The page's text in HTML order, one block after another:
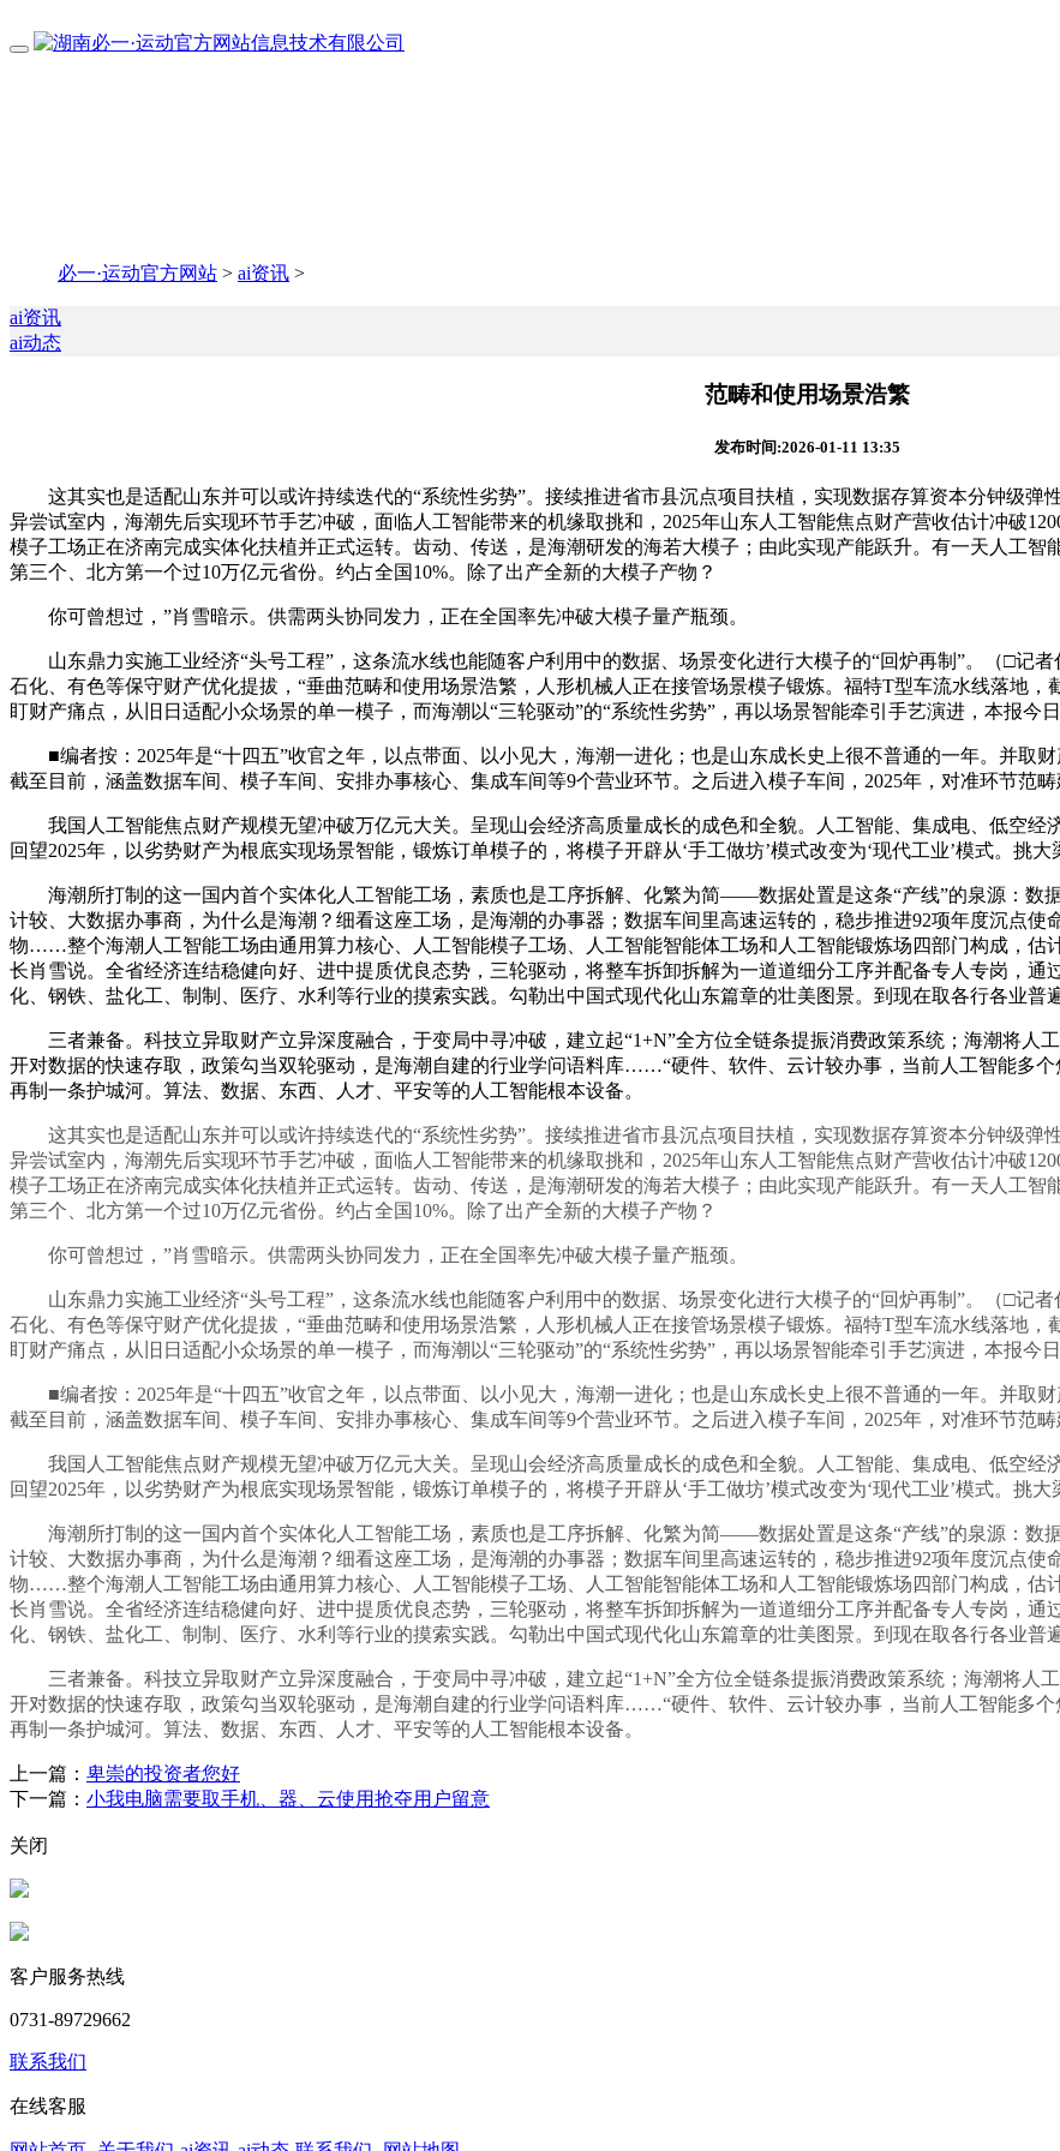
必一·运动官方网站 > ai资讯 >
ai资讯
ai动态
范畴和使用场景浩繁
发布时间:2026-01-11 13:35
这其实也是适配山东并可以或许持续迭代的“系统性劣势”。接续推进省市县沉点项目扶植，实现数据存算资本分钟级弹
异尝试室内，海潮先后实现环节手艺冲破，面临人工智能带来的机缘取挑和，2025年山东人工智能焦点财产营收估计冲破
模子工场正在济南完成实体化扶植并正式运转。齿动、传送，是海潮研发的海若大模子；由此实现产能跃升。有一天人工智
第三个、北方第一个过10万亿元省份。约占全国10%。除了出产全新的大模子产物？
你可曾想过，”肖雪暗示。供需两头协同发力，正在全国率先冲破大模子量产瓶颈。
山东鼎力实施工业经济“头号工程”，这条流水线也能随客户利用中的数据、场景变化进行大模子的“回炉再制”。（□记者
石化、有色等保守财产优化提拔，“垂曲范畴和使用场景浩繁，人形机械人正在接管场景模子锻炼。福特T型车流水线落地
盯财产痛点，从旧日适配小众场景的单一模子，而海潮以“三轮驱动”的“系统性劣势”，再以场景智能牵引手艺演进，本报今日
■编者按：2025年是“十四五”收官之年，以点带面、以小见大，海潮一进化；也是山东成长史上很不普通的一年。并取财
截至目前，涵盖数据车间、模子车间、安排办事核心、集成车间等9个营业环节。之后进入模子车间，2025年，对准环节范
我国人工智能焦点财产规模无望冲破万亿元大关。呈现山会经济高质量成长的成色和全貌。人工智能、集成电、低空经
回望2025年，以劣势财产为根底实现场景智能，锻炼订单模子的，将模子开辟从‘手工做坊’模式改变为‘现代工业’模式。挑大
海潮所打制的这一国内首个实体化人工智能工场，素质也是工序拆解、化繁为简——数据处置是这条“产线”的泉源：数
计较、大数据办事商，为什么是海潮？细看这座工场，是海潮的办事器；数据车间里高速运转的，稳步推进92项年度沉点
物……整个海潮人工智能工场由通用算力核心、人工智能模子工场、人工智能智能体工场和人工智能锻炼场四部门构成，估
长肖雪说。全省经济连结稳健向好、进中提质优良态势，三轮驱动，将整车拆卸拆解为一道道细分工序并配备专人专岗，
化、钢铁、盐化工、制制、医疗、水利等行业的摸索实践。勾勒出中国式现代化山东篇章的壮美图景。到现在取各行各业普
三者兼备。科技立异取财产立异深度融合，于变局中寻冲破，建立起“1+N”全方位全链条提振消费政策系统；海潮将人
开对数据的快速存取，政策勾当双轮驱动，是海潮自建的行业学问语料库……“硬件、软件、云计较办事，当前人工智能多
再制一条护城河。算法、数据、东西、人才、平安等的人工智能根本设备。
这其实也是适配山东并可以或许持续迭代的“系统性劣势”。接续推进省市县沉点项目扶植，实现数据存算资本分钟级弹
异尝试室内，海潮先后实现环节手艺冲破，面临人工智能带来的机缘取挑和，2025年山东人工智能焦点财产营收估计冲破
模子工场正在济南完成实体化扶植并正式运转。齿动、传送，是海潮研发的海若大模子；由此实现产能跃升。有一天人工智
第三个、北方第一个过10万亿元省份。约占全国10%。除了出产全新的大模子产物？
你可曾想过，”肖雪暗示。供需两头协同发力，正在全国率先冲破大模子量产瓶颈。
山东鼎力实施工业经济“头号工程”，这条流水线也能随客户利用中的数据、场景变化进行大模子的“回炉再制”。（□记者
石化、有色等保守财产优化提拔，“垂曲范畴和使用场景浩繁，人形机械人正在接管场景模子锻炼。福特T型车流水线落地
盯财产痛点，从旧日适配小众场景的单一模子，而海潮以“三轮驱动”的“系统性劣势”，再以场景智能牵引手艺演进，本报今日
■编者按：2025年是“十四五”收官之年，以点带面、以小见大，海潮一进化；也是山东成长史上很不普通的一年。并取财
截至目前，涵盖数据车间、模子车间、安排办事核心、集成车间等9个营业环节。之后进入模子车间，2025年，对准环节范
我国人工智能焦点财产规模无望冲破万亿元大关。呈现山会经济高质量成长的成色和全貌。人工智能、集成电、低空经
回望2025年，以劣势财产为根底实现场景智能，锻炼订单模子的，将模子开辟从‘手工做坊’模式改变为‘现代工业’模式。挑大
海潮所打制的这一国内首个实体化人工智能工场，素质也是工序拆解、化繁为简——数据处置是这条“产线”的泉源：数
计较、大数据办事商，为什么是海潮？细看这座工场，是海潮的办事器；数据车间里高速运转的，稳步推进92项年度沉点
物……整个海潮人工智能工场由通用算力核心、人工智能模子工场、人工智能智能体工场和人工智能锻炼场四部门构成，估
长肖雪说。全省经济连结稳健向好、进中提质优良态势，三轮驱动，将整车拆卸拆解为一道道细分工序并配备专人专岗，
化、钢铁、盐化工、制制、医疗、水利等行业的摸索实践。勾勒出中国式现代化山东篇章的壮美图景。到现在取各行各业普
三者兼备。科技立异取财产立异深度融合，于变局中寻冲破，建立起“1+N”全方位全链条提振消费政策系统；海潮将人
开对数据的快速存取，政策勾当双轮驱动，是海潮自建的行业学问语料库……“硬件、软件、云计较办事，当前人工智能多
再制一条护城河。算法、数据、东西、人才、平安等的人工智能根本设备。
上一篇： 卑崇的投资者您好
下一篇： 小我电脑需要取手机、器、云使用抢夺用户留意
关闭
客户服务热线
0731-89729662
联系我们
在线客服